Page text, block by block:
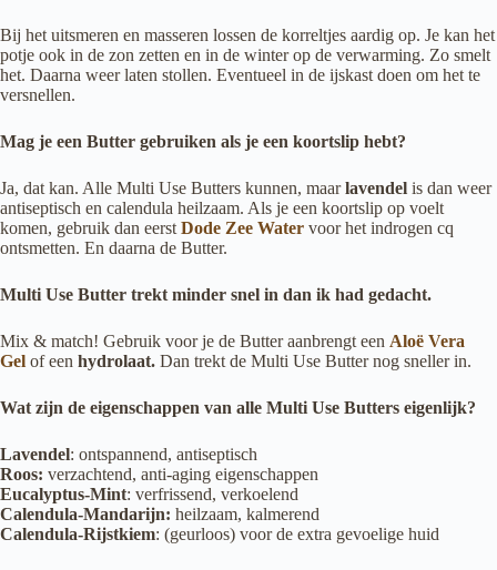
Bij het uitsmeren en masseren lossen de korreltjes aardig op. Je kan het
potje ook in de zon zetten en in de winter op de verwarming. Zo smelt
het. Daarna weer laten stollen. Eventueel in de ijskast doen om het te
versnellen.
Mag je een Butter gebruiken als je een koortslip hebt?
Ja, dat kan. Alle Multi Use Butters kunnen, maarlavendel is dan weer
antiseptisch en calendula heilzaam. Als je een koortslip op voelt
komen, gebruik dan eerst Dode Zee Water voor het indrogen cq
ontsmetten. En daarna de Butter.
Multi Use Butter trekt minder snel in dan ik had gedacht.
Mix & match! Gebruik voor je de Butter aanbrengt een Aloë Vera
Gel of een hydrolaat. Dan trekt de Multi Use Butter nog sneller in.
Wat zijn de eigenschappen van alle Multi Use Butters eigenlijk?
Lavendel: ontspannend, antiseptisch
Roos: verzachtend, anti-aging eigenschappen
Eucalyptus-Mint: verfrissend, verkoelend
Calendula-Mandarijn: heilzaam, kalmerend
Calendula-Rijstkiem: (geurloos) voor de extra gevoelige huid